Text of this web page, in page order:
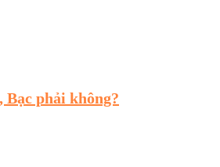
Bạc phải không?